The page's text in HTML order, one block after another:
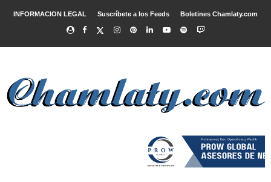
INFORMACION LEGAL Suscríbete a los Feeds Boletines Chamlaty.com